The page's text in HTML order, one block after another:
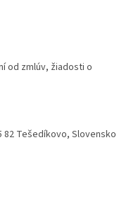
od zmlúv, žiadosti o
82 Tešedíkovo, Slovensko